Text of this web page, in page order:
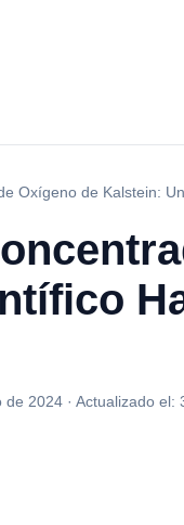
Oxígeno de Kalstein:
de 2024 · Actualizado el: